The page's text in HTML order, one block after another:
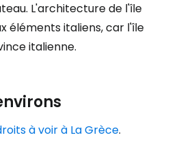
L'architecture de l'île
éléments italiens, car l'île
italienne.
à voir à La Grèce.